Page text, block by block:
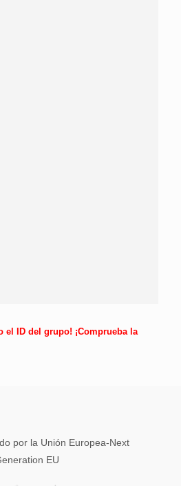
el ID del grupo! ¡Comprueba la
por la Unión Europea-Next
EU